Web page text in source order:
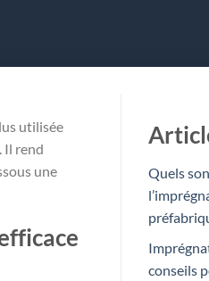
utilisée
Il rend
une
Quels
conseils